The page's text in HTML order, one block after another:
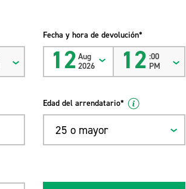
Fecha y hora de devolución*
12 Aug
2026
12 :00
PM
Edad del arrendatario*
25 o mayor